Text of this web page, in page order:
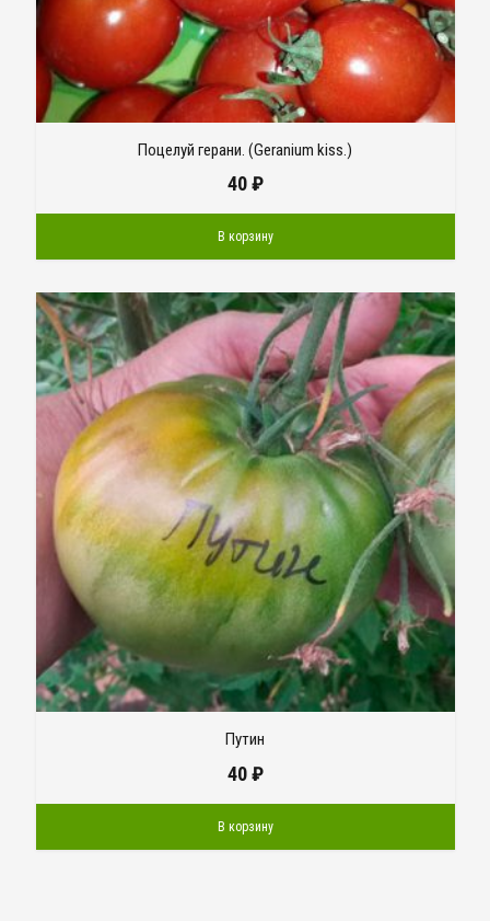
Поцелуй герани. (Geranium kiss.)
40₽
В корзину
Путин
40₽
В корзину